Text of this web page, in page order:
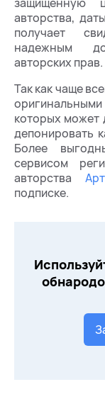
авторства,
получает
надежным
авторских прав.
Так как чаще
которых может
депонировать
Более
сервисом
авторства
подписке.